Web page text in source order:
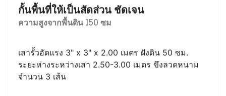
กั้นพื้นที่ให้เป็นสัดส่วน ชัดเจน
ความสูงจากพื้นดิน 150 ซม
เสารั้วอัดแรง 3" x 3" x 2.00 เมตร ฝังดิน 50 ซม.
ระยะห่างระหว่างเสา 2.50-3.00 เมตร ขึงลวดหนาม
จำนวน 3 เส้น